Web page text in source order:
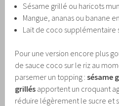
Sésame grillé ou haricots
Mangue, ananas ou banane
Lait de coco supplémentaire
Pour une version encore plus
de sauce coco sur le riz au
parsemer un topping :sésame
grillés apportent un croquant
réduire légèrement le sucre et